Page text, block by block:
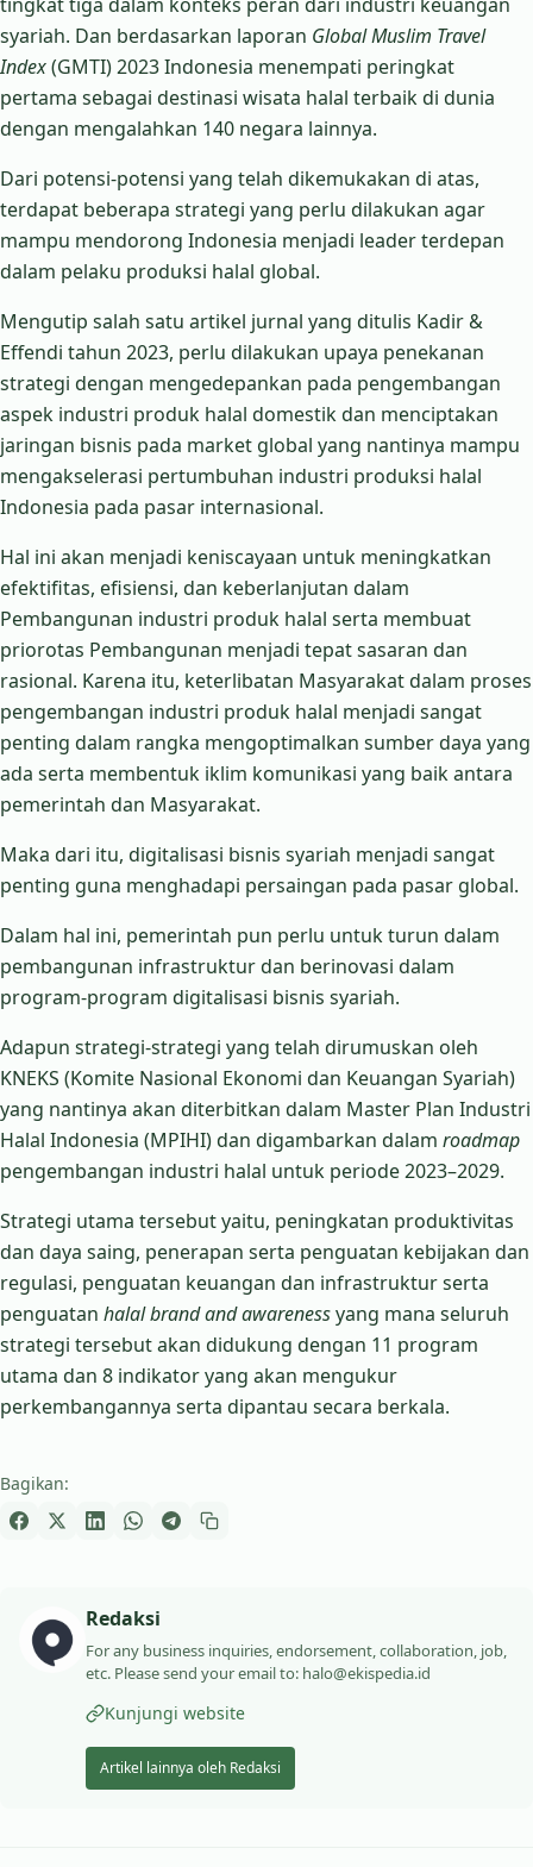
syariah. Dan berdasarkan laporan Global Muslim Travel
Index(GMTI) 2023 Indonesia menempati peringkat
pertama sebagai destinasi wisata halal terbaik di dunia
dengan mengalahkan 140 negara lainnya.
Dari potensi-potensi yang telah dikemukakan di atas,
terdapat beberapa strategi yang perlu dilakukan agar
mampu mendorong Indonesia menjadi leader terdepan
dalam pelaku produksi halal global.
Mengutip salah satu artikel jurnal yang ditulis Kadir &
Effendi tahun 2023, perlu dilakukan upaya penekanan
strategi dengan mengedepankan pada pengembangan
aspek industri produk halal domestik dan menciptakan
jaringan bisnis pada market global yang nantinya mampu
mengakselerasi pertumbuhan industri produksi halal
Indonesia pada pasar internasional.
Hal ini akan menjadi keniscayaan untuk meningkatkan
efektifitas, efisiensi, dan keberlanjutan dalam
Pembangunan industri produk halal serta membuat
priorotas Pembangunan menjadi tepat sasaran dan
rasional. Karena itu, keterlibatan Masyarakat dalam proses
pengembangan industri produk halal menjadi sangat
penting dalam rangka mengoptimalkan sumber daya yang
ada serta membentuk iklim komunikasi yang baik antara
pemerintah dan Masyarakat.
Maka dari itu, digitalisasi bisnis syariah menjadi sangat
penting guna menghadapi persaingan pada pasar global.
Dalam hal ini, pemerintah pun perlu untuk turun dalam
pembangunan infrastruktur dan berinovasi dalam
program-program digitalisasi bisnis syariah.
Adapun strategi-strategi yang telah dirumuskan oleh
KNEKS (Komite Nasional Ekonomi dan Keuangan Syariah)
yang nantinya akan diterbitkan dalam Master Plan Industri
Halal Indonesia (MPIHI) dan digambarkan dalam roadmap
pengembangan industri halal untuk periode 2023–2029.
Strategi utama tersebut yaitu, peningkatan produktivitas
dan daya saing, penerapan serta penguatan kebijakan dan
regulasi, penguatan keuangan dan infrastruktur serta
penguatan halal brand and awarenessyang mana seluruh
strategi tersebut akan didukung dengan 11 program
utama dan 8 indikator yang akan mengukur
perkembangannya serta dipantau secara berkala.
Bagikan:
Redaksi
For any business inquiries, endorsement, collaboration, job,
etc. Please send your email to: halo@ekispedia.id
Kunjungi website
Artikel lainnya oleh Redaksi